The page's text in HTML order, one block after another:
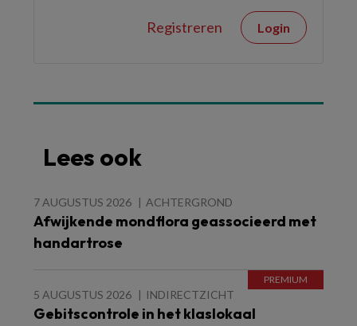
Registreren Login
Lees ook
7 AUGUSTUS 2026 ACHTERGROND
Afwijkende mondflora geassocieerd met
handartrose
5 AUGUSTUS 2026 INDIRECTZICHT
Gebitscontrole in het klaslokaal